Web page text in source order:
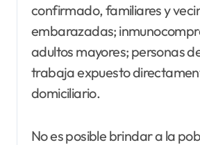
confirmado, familiares y
embarazadas;
adultos mayores; personas
trabaja expuesto
domiciliario.
No es posible brindar a la